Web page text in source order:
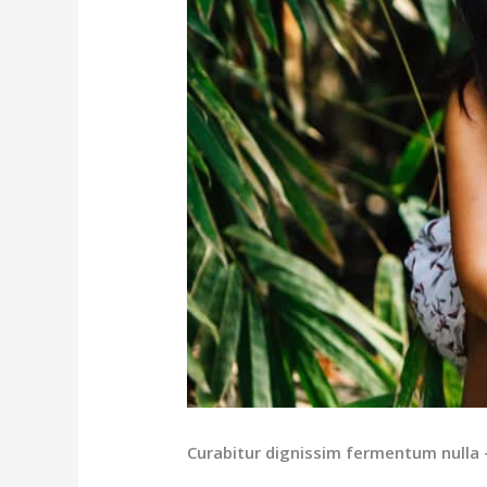
Curabitur dignissim fermentum nulla